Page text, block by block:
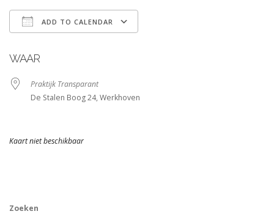
ADD TO CALENDAR
WAAR
Praktijk Transparant
De Stalen Boog 24, Werkhoven
Kaart niet beschikbaar
Zoeken